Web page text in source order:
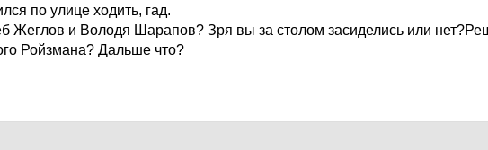
по улице ходить, гад.
Жеглов и Володя Шарапов? Зря вы за столом засиделись или
Ройзмана? Дальше что?